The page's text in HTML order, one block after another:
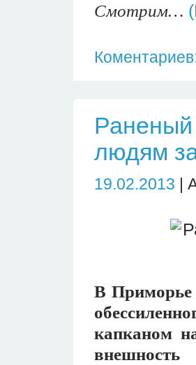
Смотрим…
Раненый
людям
19.02.2013 |
В Приморье
капканом